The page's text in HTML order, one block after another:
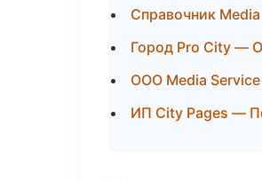
Справочник
Город Pro City —
ООО Media
ИП City Pages —